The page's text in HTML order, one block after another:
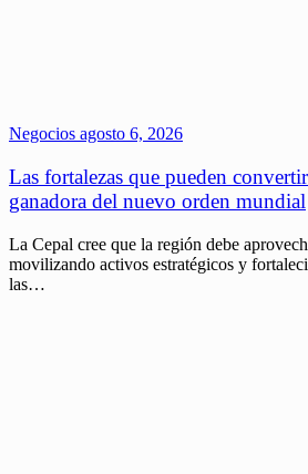
Negocios agosto 6, 2026
Las fortalezas que pueden
ganadora del nuevo orden mundial
La Cepal cree que la región debe
movilizando activos estratégicos y
las…